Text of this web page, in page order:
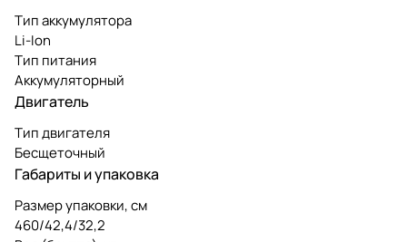
Тип аккумулятора
Li-Ion
Тип питания
Аккумуляторный
Двигатель
Тип двигателя
Бесщеточный
Габариты и упаковка
Размер упаковки, см
460/42,4/32,2